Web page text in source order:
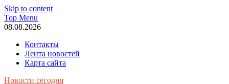
Skip to content
Top Menu
08.08.2026
Контакты
Лента новостей
Карта сайта
Новости сегодня